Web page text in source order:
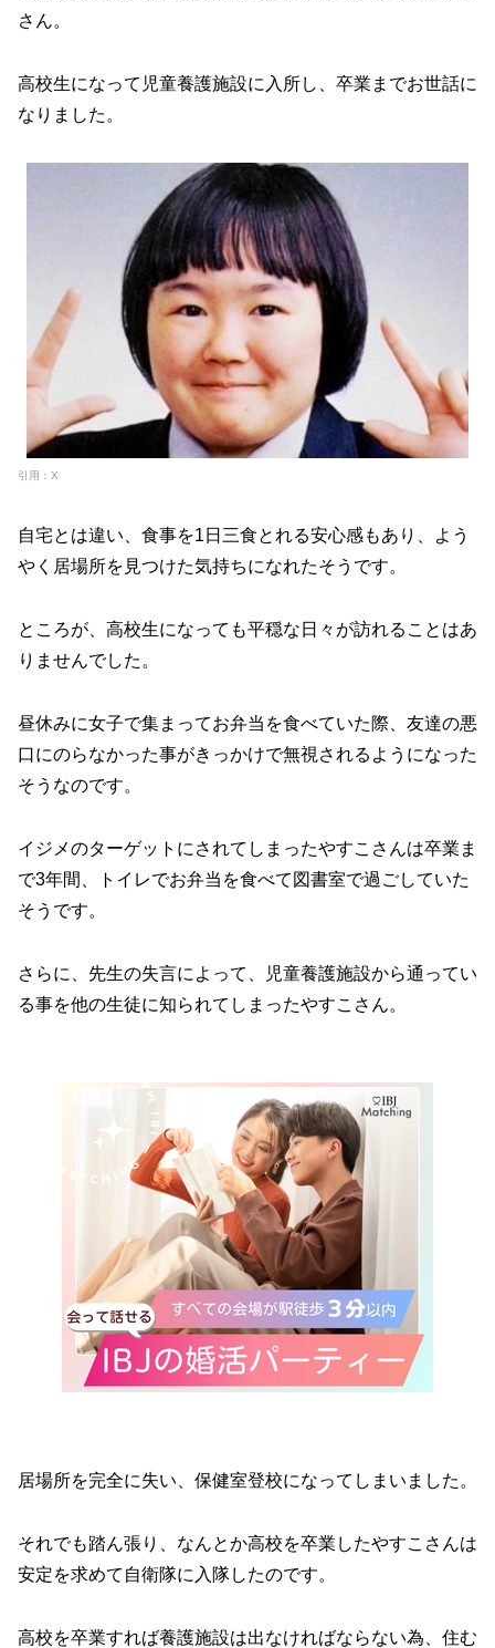
さん。
高校生になって児童養護施設に入所し、卒業までお世話に
なりました。
引用：X
自宅とは違い、食事を1日三食とれる安心感もあり、よう
やく居場所を見つけた気持ちになれたそうです。
ところが、高校生になっても平穏な日々が訪れることはあ
りませんでした。
昼休みに女子で集まってお弁当を食べていた際、友達の悪
口にのらなかった事がきっかけで無視されるようになった
そうなのです。
イジメのターゲットにされてしまったやすこさんは卒業ま
で3年間、トイレでお弁当を食べて図書室で過ごしていた
そうです。
さらに、先生の失言によって、児童養護施設から通ってい
る事を他の生徒に知られてしまったやすこさん。
居場所を完全に失い、保健室登校になってしまいました。
それでも踏ん張り、なんとか高校を卒業したやすこさんは
安定を求めて自衛隊に入隊したのです。
高校を卒業すれば養護施設は出なければならない為、住む